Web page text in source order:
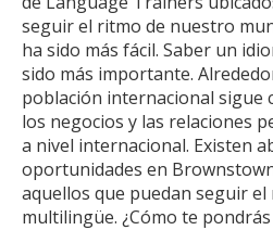
seguir el ritmo de nuestro
ha sido más fácil. Saber un
sido más importante.
población internacional sigue
los negocios y las relaciones
a nivel internacional. Existen
oportunidades en
aquellos que puedan seguir
multilingüe. ¿Cómo te